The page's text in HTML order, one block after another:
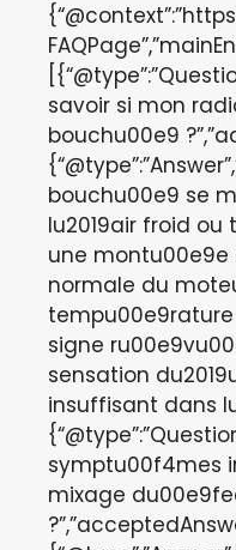
savoir si mon
bouchu00e9
bouchu00e9 se
lu2019air froid
une
normale du
signe
sensation
insuffisant dans
symptu00f4mes
mixage